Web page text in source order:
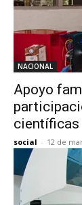
NACIONAL
Apoyo
científicas
social - 12 de